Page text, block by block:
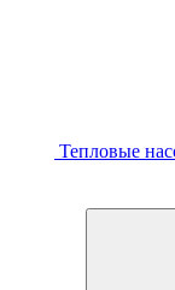
Тепловые